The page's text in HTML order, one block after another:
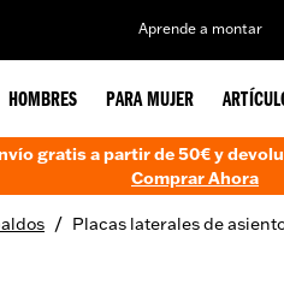
Aprende a montar
HOMBRES PARA MUJER
gratis a partir de 50€ y
Comprar Ahora
/ Placas laterales de